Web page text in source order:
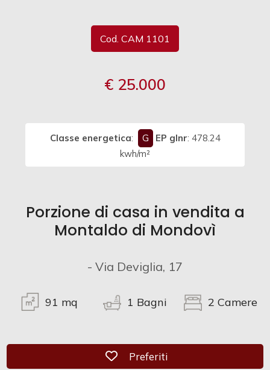
Cod. CAM 1101
€ 25.000
Classe energetica: G EP glnr: 478.24
kwh/m²
Porzione di casa in vendita a
Montaldo di Mondovì
- Via Deviglia, 17
91 mq 1 Bagni 2 Camere
Preferiti: Cod. CAM 1101
Preferiti
Commerciali
Terreni